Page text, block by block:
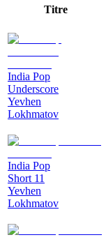
Titre
India Pop
Underscore
Yevhen
Lokhmatov
India Pop
Short 11
Yevhen
Lokhmatov